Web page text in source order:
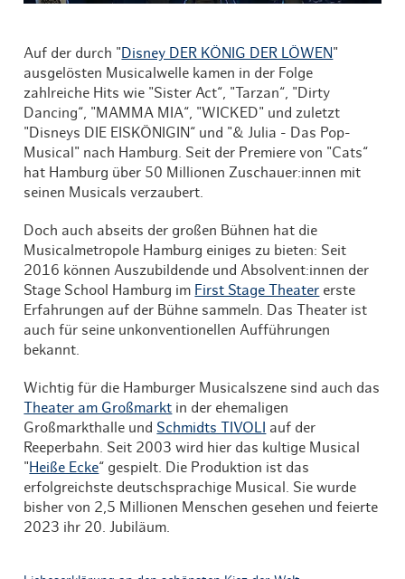
Auf der durch "Disney DER KÖNIG DER LÖWEN"
ausgelösten Musicalwelle kamen in der Folge
zahlreiche Hits wie "Sister Act“, "Tarzan“, "Dirty
Dancing“, "MAMMA MIA“, "WICKED" und zuletzt
"Disneys DIE EISKÖNIGIN“ und "& Julia - Das Pop-
Musical" nach Hamburg. Seit der Premiere von "Cats“
hat Hamburg über 50 Millionen Zuschauer:innen mit
seinen Musicals verzaubert.
Doch auch abseits der großen Bühnen hat die
Musicalmetropole Hamburg einiges zu bieten: Seit
2016 können Auszubildende und Absolvent:innen der
Stage School Hamburg im First Stage Theater erste
Erfahrungen auf der Bühne sammeln. Das Theater ist
auch für seine unkonventionellen Aufführungen
bekannt.
Wichtig für die Hamburger Musicalszene sind auch das
Theater am Großmarkt in der ehemaligen
Großmarkthalle und Schmidts TIVOLI
auf der
Reeperbahn. Seit 2003 wird hier das kultige Musical
"Heiße Ecke“ gespielt. Die Produktion ist das
erfolgreichste deutschsprachige Musical. Sie wurde
bisher von 2,5 Millionen Menschen gesehen und feierte
2023 ihr 20. Jubiläum.